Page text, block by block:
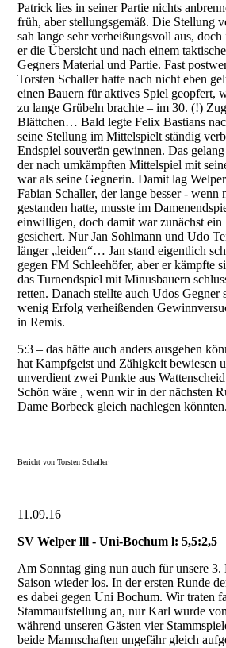
Patrick lies in seiner Partie nichts
früh, aber stellungsgemäß. Die Stellung
sah lange sehr verheißungsvoll aus,
er die Übersicht und nach einem
Gegners Material und Partie. Fast
Torsten Schaller hatte nach nicht eben
einen Bauern für aktives Spiel geopfert,
zu lange Grübeln brachte – im 30. (!)
Blättchen… Bald legte Felix Bastians
seine Stellung im Mittelspielt ständig
Endspiel souverän gewinnen. Das
der nach umkämpften Mittelspiel mit
war als seine Gegnerin. Damit lag
Fabian Schaller, der lange besser -
gestanden hatte, musste im
einwilligen, doch damit war zunächst ein
gesichert. Nur Jan Sohlmann und Udo
länger „leiden“… Jan stand eigentlich
gegen FM Schleehöfer, aber er kämpfte
das Turnendspiel mit Minusbauern
retten. Danach stellte auch Udos Gegner
wenig Erfolg verheißenden
in Remis.
5:3 – das hätte auch anders ausgehen
hat Kampfgeist und Zähigkeit bewiesen
unverdient zwei Punkte aus
Schön wäre , wenn wir in der nächsten
Dame Borbeck gleich nachlegen könnten.
Bericht von Torsten Schaller
11.09.16
SV Welper lll - Uni-Bochum l: 5,5:2,5
Am Sonntag ging nun auch für unsere 3.
Saison wieder los. In der ersten Runde
es dabei gegen Uni Bochum. Wir traten
Stammaufstellung an, nur Karl wurde
während unseren Gästen vier
beide Mannschaften ungefähr gleich